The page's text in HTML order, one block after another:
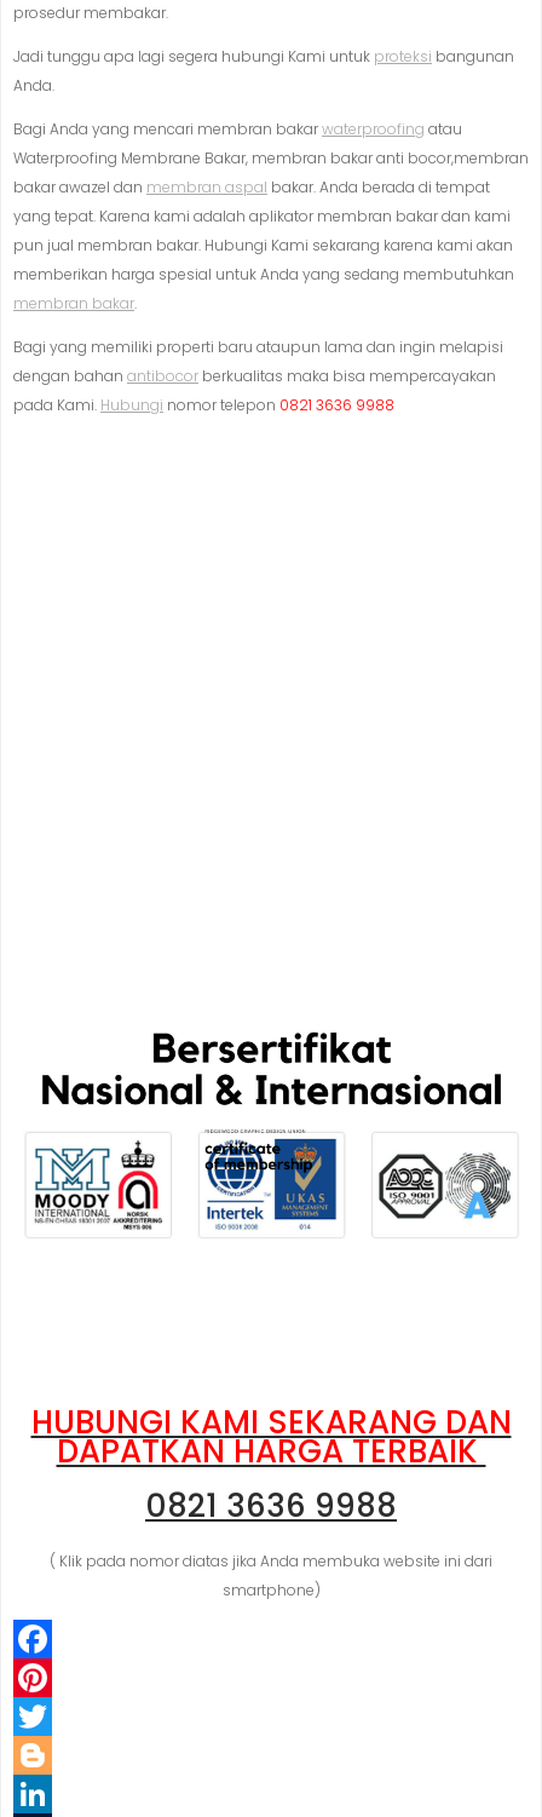
prosedur membakar.
Jadi tunggu apa lagi segera hubungi Kami untuk proteksi bangunan
Anda.
Bagi Anda yang mencari membran bakarwaterproofing atau
Waterproofing Membrane Bakar, membran bakar anti bocor,membran
bakar awazel dan membran aspal bakar. Anda berada di tempat
yang tepat. Karena kami adalah aplikator membran bakar dan kami
pun jual membran bakar. Hubungi Kami sekarang karena kami akan
memberikan harga spesial untuk Anda yang sedang membutuhkan
membran bakar.
Bagi yang memiliki properti baru ataupun lama dan ingin melapisi
dengan bahan antibocor berkualitas maka bisa mempercayakan
pada Kami. Hubungi nomor telepon 0821 3636 9988
HUBUNGI KAMI SEKARANG DAN
DAPATKAN HARGA TERBAIK
0821 3636 9988
( Klik pada nomor diatas jika Anda membuka website ini dari
smartphone)
F
a
c
e
P
n
T
w
B